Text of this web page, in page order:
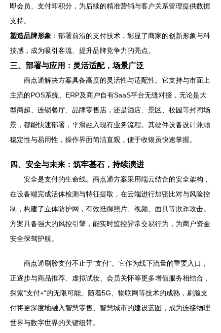
即会员、支付即积分，为后续的精准营销与客户关系管理提供数据
支持。
塑造品牌形象 ：部署前沿的支付技术，彰显了商家的创新形象与科
技感，成为吸引客流、提升品牌竞争力的亮点。
三、部署与应用：灵活适配，场景广泛
商点通解决方案具备高度的灵活性与适配性。它支持与市面上
主流的POS系统、ERP及商户自有SaaS平台无缝对接，无论是大
型商超、连锁餐厅、品牌零售店，还是酒店、景区、校园等封闭场
景，都能快速部署，平滑融入现有业务流程。其硬件设备设计兼顾
稳定性与易用性，操作界面简洁直观，便于收银员快速掌握。
四、安全与未来：筑牢基石，持续演进
安全是支付的生命线。商点通方案采用端云结合的安全架构，
在设备端完成活体检测与特征提取，在云端进行加密比对与风险控
制，构建了立体防护网，有效抵御照片、视频、面具等欺诈攻击。
方案具备强大的风控引擎，能实时监控异常交易行为，为商户资金
安全保驾护航。
商点通刷脸支付不止于“支付”。它作为线下流量的重要入口，
正逐步与商品推荐、虚拟试妆、会员关怀等更多增值服务相结合，
探索“支付+”的无限可能。随着5G、物联网等技术的成熟，刷脸支
付将更深度地融入智慧零售、智慧城市的建设蓝图，成为连接物理
世界与数字世界的关键纽带。